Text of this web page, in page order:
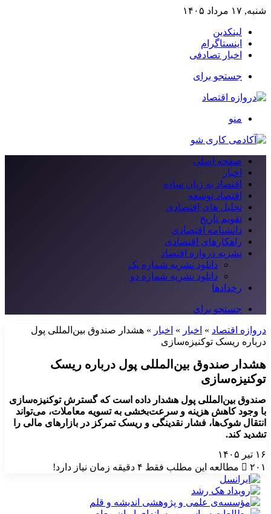
شنبه, ۱۷ مرداد ۱۴۰۵
لینکدین
اینستاگرام
اخبار تصادفی
جستجو برای
منو
صفحه اصلی
اخبار
اقتصاد به زبان ساده
اقتصاد توسعه
تحلیل های اقتصادی
تقویم تاریخ
دانشنامه اقتصادی
راهکارهای اقتصادی
نشریه دروازه اقتصاد
دانلود نشریه شماره یک
دانلود نشریه شماره دو
رخدادها
جستجو برای
دروازه اقتصاد » اخبار » اخبار » هشدار صندوق بین‌المللی پول
درباره ریسک توکنیزه‌سازی
هشدار صندوق بین‌المللی پول درباره ریسک
توکنیزه‌سازی
صندوق بین‌المللی پول هشدار داده است که گسترش توکنیزه‌سازی
با وجود کاهش هزینه و سرعت‌بخشی به تسویه معاملات، می‌تواند
انتقال شوک‌ها، فشار نقدینگی و ریسک تمرکز در بازارهای مالی را
تشدید کند.
۱۶ تیر ۱۴۰۵
۲۰۱
مطالعه این مطلب فقط ۴ دقیقه زمان نیاز دارد!